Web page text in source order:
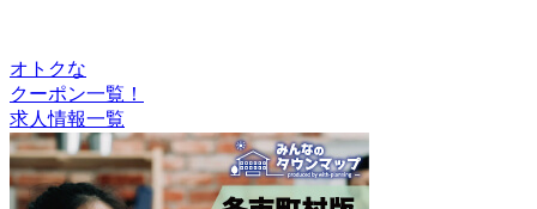
オトクな
クーポン一覧！
求人情報一覧